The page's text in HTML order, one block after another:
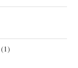
(1)